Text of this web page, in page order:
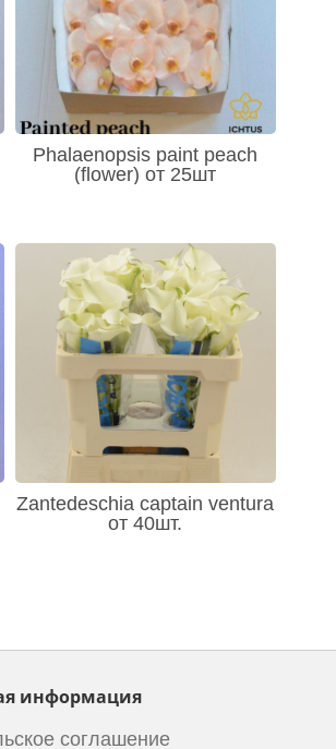
Phalaenopsis paint peach
(flower) от 25шт
Zantedeschia captain ventura
от 40шт.
информация
соглашение